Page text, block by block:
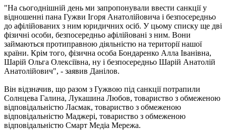
"На сьогоднішній день ми запропонували ввести санкції у
відношенні пана Гужви Ігоря Анатолійовича і безпосередньо
до афілійованих з ним юридичних осіб. У цьому списку ще дві
фізичні особи, безпосередньо афілійовані з ним. Вони
займаються протиправною діяльністю на території нашої
країни. Крім того, фізична особа Бондаренко Алла Іванівна,
Шарій Ольга Олексіївна, ну і безпосередньо Шарій Анатолій
Анатолійович", - заявив Данілов.
Він відзначив, що разом з Гужвою під санкції потрапили
Солнцева Галина, Лукашина Любов, товариство з обмеженою
відповідальністю Ласмак, товариство з обмеженою
відповідальністю Маджері, товариство з обмеженою
відповідальністю Смарт Медіа Мережа.